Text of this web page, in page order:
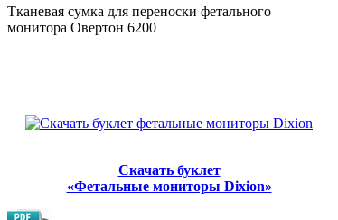
Тканевая сумка для переноски фетального
монитора Овертон 6200
Скачать буклет
«‎Фетальные мониторы Dixion»